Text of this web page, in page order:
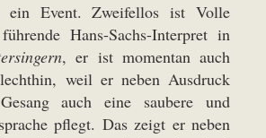
ein Event. Zweifellos ist Volle
Hans-Sachs-Interpret in
, er ist momentan auch
weil er neben Ausdruck
auch eine saubere und
pflegt. Das zeigt er neben